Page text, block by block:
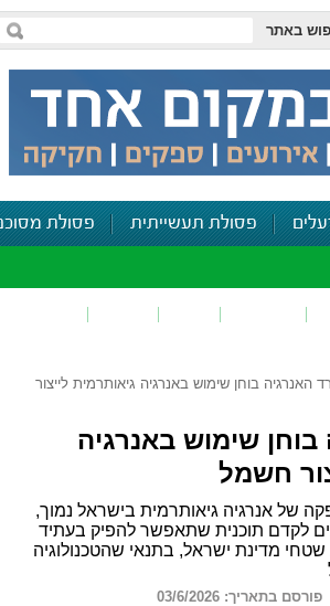
באתר
פסולת תעשייתית פסולת
האנרגיה בוחן שימוש באנרגיה גיאותרמית לייצור
שימוש באנרגיה
חשמל
של אנרגיה גיאותרמית בישראל נמוך,
לקדם תוכנית שתאפשר להפיק בעתיד
שטחי מדינת ישראל, בתנאי שהטכנולוגיה
פורסם בתאריך: 03/6/2026